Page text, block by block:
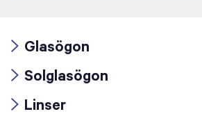
icon
Glasögon
icon
Solglasögon
Linser